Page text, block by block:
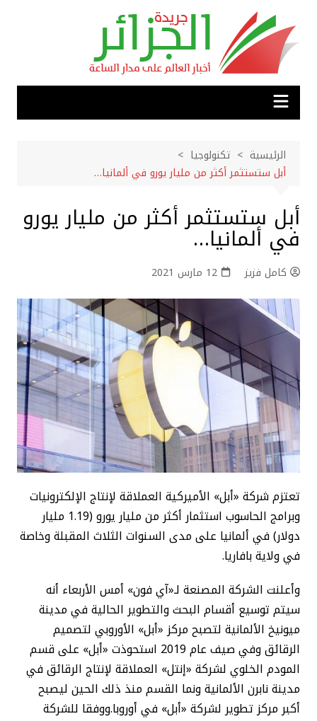
المحتوى
الرئيسية
تكنولوجيا
أبل ستستثمر أكثر من مليار يورو في ألمانيا…
أبل ستستثمر أكثر من مليار يورو
في ألمانيا…
كامل فزيز 12 مارس 2021
تعتزم شركة «أبل» الأميركية العملاقة لإنتاج الإلكترونيات
وبرامج الحاسوب استثمار أكثر من مليار يورو (1.19 مليار
دولار) في ألمانيا على مدى السنوات الثلاث المقبلة وخاصة
في ولاية بافاريا.
وأعلنت الشركة المصنعة لـ«آي فون» أمس الأربعاء أنه
سيتم توسيع أقسام البحث والتطوير الحالية في مدينة
ميونيخ الألمانية لتصبح مركز «أبل» الأوروبي لتصميم
الرقائق وفي صيف عام 2019 استحوذت «أبل» على قسم
المودم الخلوي لشركة «إنتل» العملاقة لإنتاج الرقائق في
مدينة نابرن الألمانية ونما القسم منذ ذلك الحين ليصبح
أكبر مركز تطوير لشركة «أبل» في أوروبا.ووفقا للشركة